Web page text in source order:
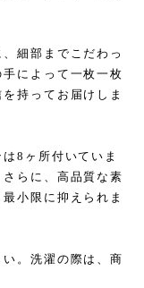
細部までこだわっ
によって一枚一枚
持ってお届けしま
8ヶ所付いていま
らに、高品質な素
小限に抑えられま
。洗濯の際は、商